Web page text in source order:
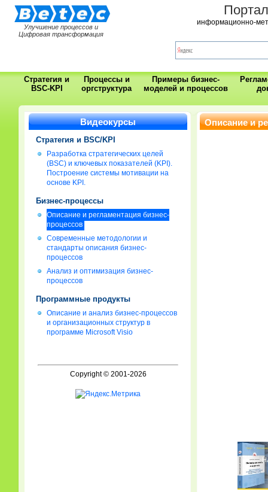
Улучшение процессов и
Цифровая трансформация
информационно-
Стратегия и
BSC-KPI
Процессы и
оргструктура
Примеры бизнес-
моделей и процессов
Видеокурсы
Стратегия и BSC/KPI
Разработка стратегических целей
(BSC) и ключевых показателей (KPI).
Построение системы мотивации на
основе KPI.
Бизнес-процессы
Описание и регламентация бизнес-
процессов
Современные методологии и
стандарты описания бизнес-
процессов
Анализ и оптимизация бизнес-
процессов
Программные продукты
Описание и анализ бизнес-процессов
и организационных структур в
программе Microsoft Visio
Copyright © 2001-2026
Описание и